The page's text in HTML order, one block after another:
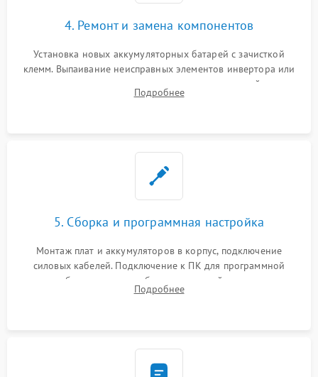
4. Ремонт и замена компонентов
Установка новых аккумуляторных батарей с зачисткой
клемм. Выпаивание неисправных элементов инвертора или
цепи зарядки и монтаж новых радиодеталей.
Восстановление поврежденных токоведущих дорожек и
Подробнее
5. Сборка и программная настройка
Монтаж плат и аккумуляторов в корпус, подключение
силовых кабелей. Подключение к ПК для программной
калибровки констант батареи, настройки порогов
срабатывания AVR и сброса счетчиков старения АКБ.
Подробнее